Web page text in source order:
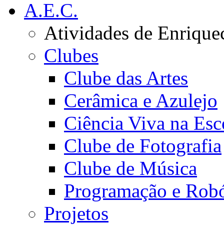
A.E.C.
Atividades de
Clubes
Clube das Artes
Cerâmica e Azulejo
Ciência Viva na
Clube de Fotografia
Clube de Música
Programação e
Projetos